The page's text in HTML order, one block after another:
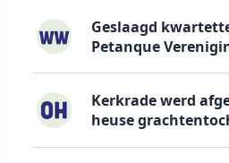
Geslaagd
Petanque
Kerkrade werd
heuse